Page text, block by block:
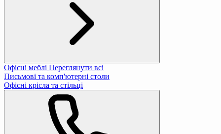
Офісні меблі Переглянути всі
Письмові та комп'ютерні столи
Офісні крісла та стільці